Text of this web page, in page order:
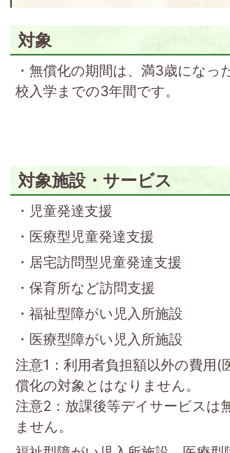
対象
・無償化の期間は、満3歳になっ
校入学までの3年間です。
対象施設・サービス
・児童発達支援
・医療型児童発達支援
・居宅訪問型児童発達支援
・保育所など訪問支援
・福祉型障がい児入所施設
・医療型障がい児入所施設
注意1：利用者負担額以外の費用(
償化の対象とはなりません。
注意2：放課後等デイサービスは
ません。